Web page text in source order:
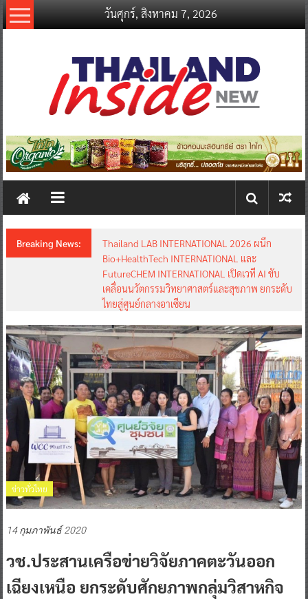
Skip
to
วันศุกร์, สิงหาคม 7, 2026
thailandinsidenew.com
Thailand
New
Breaking News:
Thailand LAB INTERNATIONAL 2026 ผนึก
Bio+HealthTech INTERNATIONAL และ
FutureCHEM INTERNATIONAL เปิดเวที AI ขับ
เคลื่อนนวัตกรรมวิทยาศาสตร์และสุขภาพ ยกระดับ
ไทยสู่ศูนย์กลางอาเซียน
ข่าวทั่วไทย
14 กุมภาพันธ์ 2020
วช.ประสานเครือข่ายวิจัยภาคตะวันออก
เฉียงเหนือ ยกระดับศักยภาพกลุ่มวิสาหกิจ